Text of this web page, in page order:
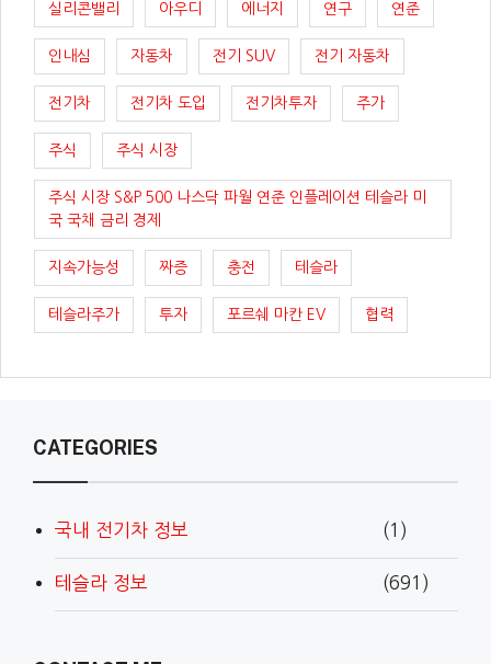
실리콘밸리 아우디 에너지 연구 연준
인내심 자동차 전기 SUV 전기 자동차
전기차 전기차 도입 전기차투자 주가
주식 주식 시장
주식 시장 S&P 500 나스닥 파월 연준 인플레이션 테슬라 미
국 국채 금리 경제
지속가능성 짜증 충전 테슬라
테슬라주가 투자 포르쉐 마칸 EV 협력
CATEGORIES
국내 전기차 정보 (1)
테슬라 정보 (691)